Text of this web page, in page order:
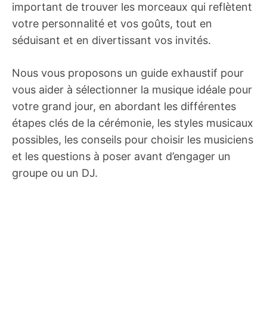
important de trouver les morceaux qui reflètent
votre personnalité et vos goûts, tout en
séduisant et en divertissant vos invités.
Nous vous proposons un guide exhaustif pour
vous aider à sélectionner la musique idéale pour
votre grand jour, en abordant les différentes
étapes clés de la cérémonie, les styles musicaux
possibles, les conseils pour choisir les musiciens
et les questions à poser avant d’engager un
groupe ou un DJ.